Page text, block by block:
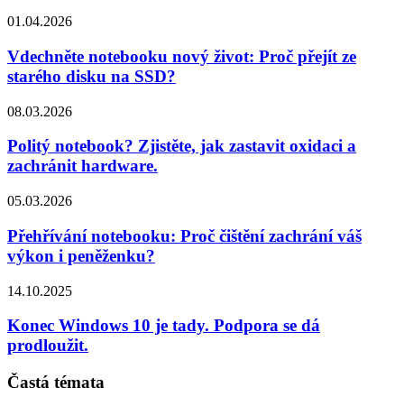
01.04.2026
Vdechněte notebooku nový život: Proč přejít ze
starého disku na SSD?
08.03.2026
Politý notebook? Zjistěte, jak zastavit oxidaci a
zachránit hardware.
05.03.2026
Přehřívání notebooku: Proč čištění zachrání váš
výkon i peněženku?
14.10.2025
Konec Windows 10 je tady. Podpora se dá
prodloužit.
Častá témata